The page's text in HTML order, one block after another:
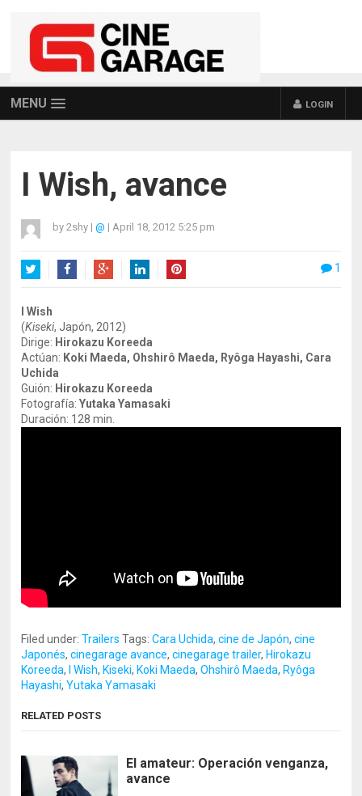
MENU LOGIN
I Wish, avance
by2shy | @ | April 18, 2012 5:25 pm
1
I Wish
(Kiseki, Japón, 2012)
Dirige: Hirokazu Koreeda
Actúan: Koki Maeda, Ohshirô Maeda, Ryôga Hayashi, Cara
Uchida
Guión: Hirokazu Koreeda
Fotografía:Yutaka Yamasaki
Duración: 128 min.
Filed under:Trailers Tags:Cara Uchida,cine de Japón,cine
Japonés,cinegarage avance,cinegarage trailer, Hirokazu
Koreeda, I Wish, Kiseki, Koki Maeda,Ohshirô Maeda, Ryôga
Hayashi,Yutaka Yamasaki
RELATED POSTS
El amateur: Operación venganza,
avance